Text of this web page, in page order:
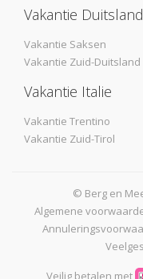
Vakantie Duitsland
Vakantie Saksen
Vakantie Zuid-Duitsland
Vakantie Italie
Vakantie Trentino
Vakantie Zuid-Tirol
© Berg en
Algemene
Veilig betalen met